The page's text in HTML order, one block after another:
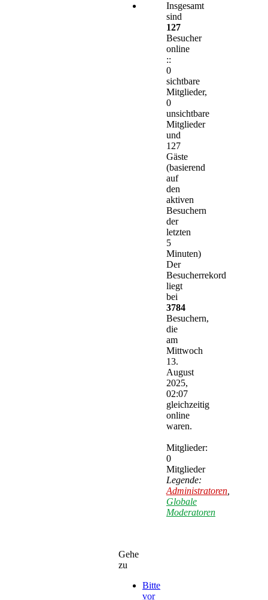
Insgesamt
sind
127
Besucher
online
::
0
sichtbare
Mitglieder,
0
unsichtbare
Mitglieder
und
127
Gäste
(basierend
auf
den
aktiven
Besuchern
der
letzten
5
Minuten)
Der
Besucherrekord
liegt
bei
3784
Besuchern,
die
am
Mittwoch
13.
August
2025,
02:07
gleichzeitig
online
waren.
Mitglieder:
0
Mitglieder
Legende:
Administratoren
Globale
Moderatoren
Gehe
zu
Bitte
vor